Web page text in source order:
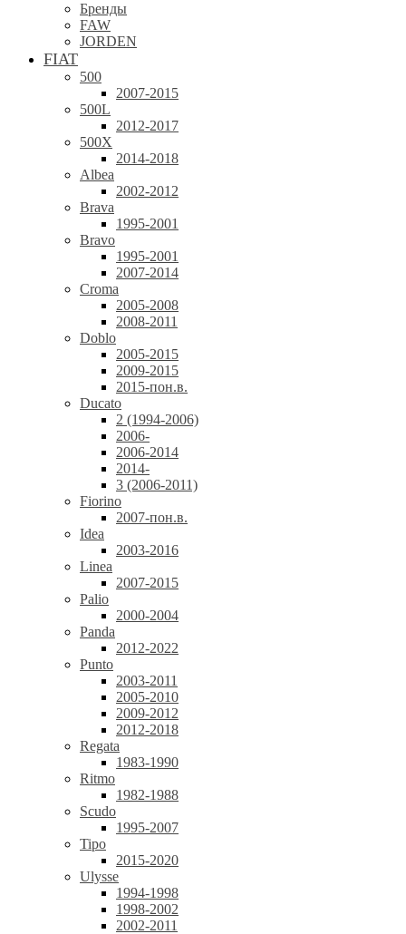
Бренды
FAW
JORDEN
FIAT
500
2007-2015
500L
2012-2017
500X
2014-2018
Albea
2002-2012
Brava
1995-2001
Bravo
1995-2001
2007-2014
Croma
2005-2008
2008-2011
Doblo
2005-2015
2009-2015
2015-пон.в.
Ducato
2 (1994-2006)
2006-
2006-2014
2014-
3 (2006-2011)
Fiorino
2007-пон.в.
Idea
2003-2016
Linea
2007-2015
Palio
2000-2004
Panda
2012-2022
Punto
2003-2011
2005-2010
2009-2012
2012-2018
Regata
1983-1990
Ritmo
1982-1988
Scudo
1995-2007
Tipo
2015-2020
Ulysse
1994-1998
1998-2002
2002-2011